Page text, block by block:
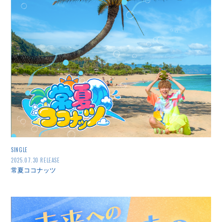
SINGLE
2025.07.30 RELEASE
常夏ココナッツ